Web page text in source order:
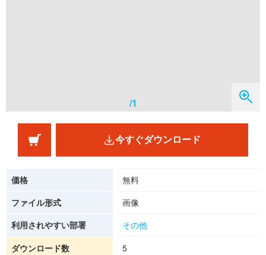
/1
今すぐダウンロード
価格
無料
ファイル形式
画像
利用されやすい部署
その他
ダウンロード数
5